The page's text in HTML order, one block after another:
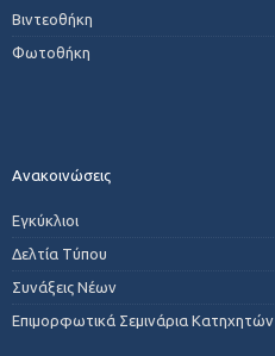
Βιντεοθήκη
Φωτοθήκη
Ανακοινώσεις
Εγκύκλιοι
Δελτία Τύπου
Συνάξεις Νέων
Επιμορφωτικά Σεμινάρια Κατηχητών